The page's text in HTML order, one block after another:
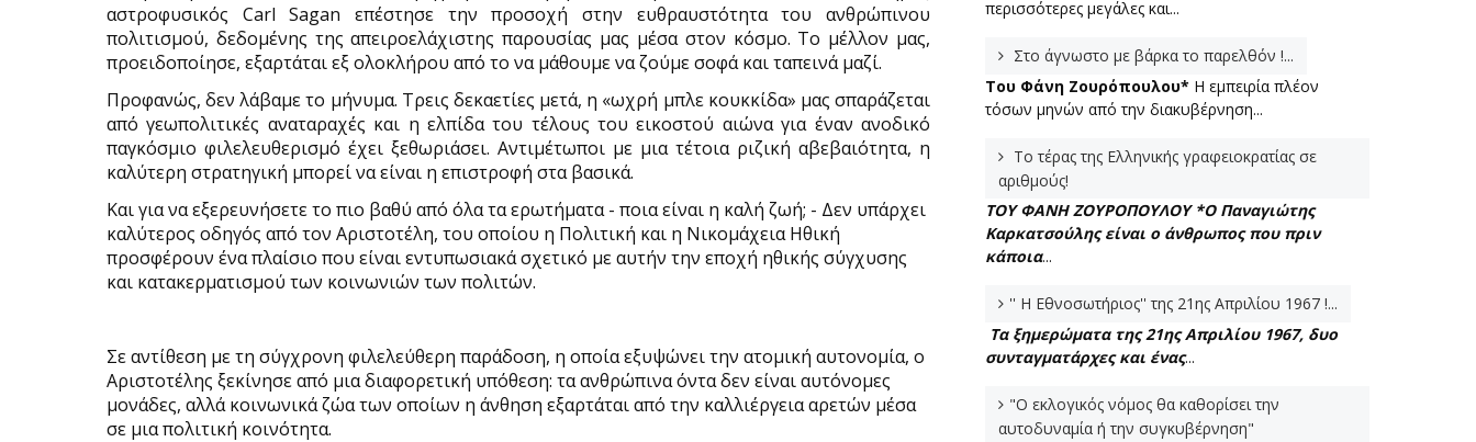
αστροφυσικός Carl Sagan επέστησε την προσοχή στην ευθραυστότητα του ανθρώπινου
πολιτισμού, δεδομένης της απειροελάχιστης παρουσίας μας μέσα στον κόσμο. Το μέλλον μας,
προειδοποίησε, εξαρτάται εξ ολοκλήρου από το να μάθουμε να ζούμε σοφά και ταπεινά μαζί.
Προφανώς, δεν λάβαμε το μήνυμα. Τρεις δεκαετίες μετά, η «ωχρή μπλε κουκκίδα» μας σπαράζεται
από γεωπολιτικές αναταραχές και η ελπίδα του τέλους του εικοστού αιώνα για έναν ανοδικό
παγκόσμιο φιλελευθερισμό έχει ξεθωριάσει. Αντιμέτωποι με μια τέτοια ριζική αβεβαιότητα, η
καλύτερη στρατηγική μπορεί να είναι η επιστροφή στα βασικά.
Και για να εξερευνήσετε το πιο βαθύ από όλα τα ερωτήματα - ποια είναι η καλή ζωή; - Δεν υπάρχει
καλύτερος οδηγός από τον Αριστοτέλη, του οποίου η Πολιτική και η Νικομάχεια Ηθική
προσφέρουν ένα πλαίσιο που είναι εντυπωσιακά σχετικό με αυτήν την εποχή ηθικής σύγχυσης
και κατακερματισμού των κοινωνιών των πολιτών.
Σε αντίθεση με τη σύγχρονη φιλελεύθερη παράδοση, η οποία εξυψώνει την ατομική αυτονομία, ο
Αριστοτέλης ξεκίνησε από μια διαφορετική υπόθεση: τα ανθρώπινα όντα δεν είναι αυτόνομες
μονάδες, αλλά κοινωνικά ζώα των οποίων η άνθηση εξαρτάται από την καλλιέργεια αρετών μέσα
σε μια πολιτική κοινότητα.
περισσότερες μεγάλες και...
Στο άγνωστο με βάρκα το παρελθόν !...
Του Φάνη Ζουρόπουλου* Η εμπειρία πλέον
τόσων μηνών από την διακυβέρνηση...
Το τέρας της Ελληνικής γραφειοκρατίας σε
αριθμούς!
ΤΟΥ ΦΑΝΗ ΖΟΥΡΟΠΟΥΛΟΥ *Ο Παναγιώτης
Καρκατσούλης είναι ο άνθρωπος που πριν
κάποια...
'' Η Εθνοσωτήριος'' της 21ης Απριλίου 1967 !...
Τα ξημερώματα της 21ης Απριλίου 1967, δυο
συνταγματάρχες και ένας...
"Ο εκλογικός νόμος θα καθορίσει την
αυτοδυναμία ή την συγκυβέρνηση"